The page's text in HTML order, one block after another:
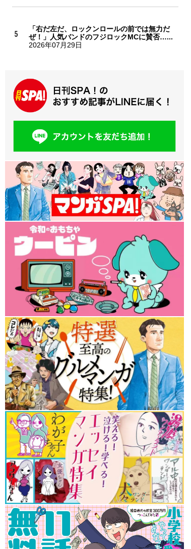
「右だ左だ、ロックンロールの前では無力だ
ぜ！」人気バンドのフジロックMCに賛否…...
2026年07月29日